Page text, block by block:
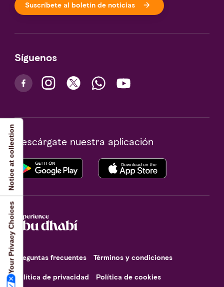
Suscríbete al boletín de noticias
Síguenos
Descárgate nuestra aplicación
Preguntas frecuentes Términos y condiciones
Política de privacidad Política de cookies
Your Privacy Choices
Notice at collection